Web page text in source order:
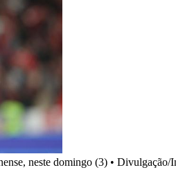
neste domingo (3) • Divulgação/